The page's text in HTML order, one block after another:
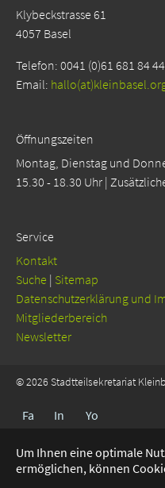
Um Ihnen eine optimale
ermöglichen, können
Klybeckstrasse 61
4057 Basel
Telefon: 0041 (0)61 681 84 44
Email:
Öffnungszeiten
Montag, Dienstag und
15.30 - 18.30 Uhr |
Service
Kontakt
Suche | Sitemap
Da­ten­schutz­er­klä­rung und
Mitgliederbereich
Newsletter
© 2026 Stadtteilsekretariat
Fa
oo
In
gra
m
Yo
ub
e